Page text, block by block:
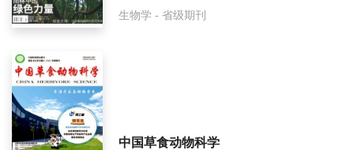
生物学 - 省级期刊
中国草食动物科学